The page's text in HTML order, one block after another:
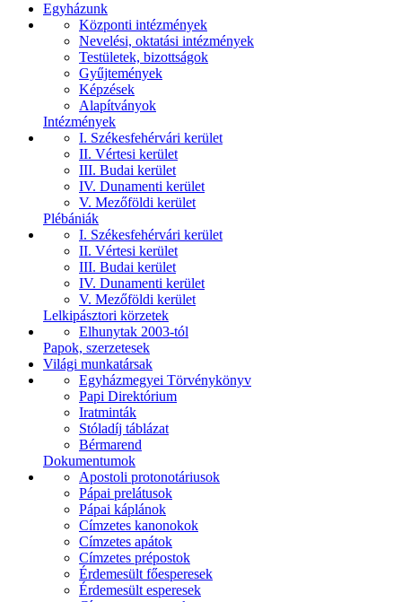
Egyházunk
Központi intézmények
Nevelési, oktatási intézmények
Testületek, bizottságok
Gyűjtemények
Képzések
Alapítványok
Intézmények
I. Székesfehérvári kerület
II. Vértesi kerület
III. Budai kerület
IV. Dunamenti kerület
V. Mezőföldi kerület
Plébániák
I. Székesfehérvári kerület
II. Vértesi kerület
III. Budai kerület
IV. Dunamenti kerület
V. Mezőföldi kerület
Lelkipásztori körzetek
Elhunytak 2003-tól
Papok, szerzetesek
Világi munkatársak
Egyházmegyei Törvénykönyv
Papi Direktórium
Iratminták
Stóladíj táblázat
Bérmarend
Dokumentumok
Apostoli protonotáriusok
Pápai prelátusok
Pápai káplánok
Címzetes kanonokok
Címzetes apátok
Címzetes prépostok
Érdemesült főesperesek
Érdemesült esperesek